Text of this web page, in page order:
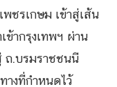
พชรเกษม เข้าสู่เส้น
ข้ากรุงเทพฯ ผ่าน
ถ.บรมราชชนนี
างที่กำหนดไว้